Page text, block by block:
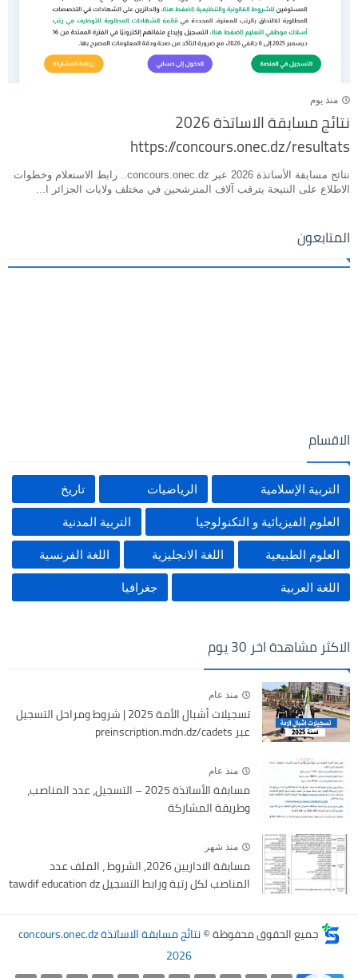
منذ يوم
نتائج مسابقة الاساتذة 2026
https://concours.onec.dz/resultats
نتائج مسابقة الأساتذة 2026 عبر concours.onec.dz.. رابط الاستعلام وخطوات
الاطلاع على النتيجة يترقب آلاف المترشحين في مختلف ولايات الجزائر ا...
المتابعون
الاقسام
التربية الإسلامية الرياضيات تاريخ
العلوم الفيزيائية و التكنولوجيا التربية المدنية
العلوم الطبيعية اللغة الانجليزية اللغة الفرنسية
اللغة العربية جغرافيا
الاكثر مشاهدة اخر 30 يوم
منذ عام
تسجيلات أشبال الأمة 2025 | شروط ومراحل التسجيل
عبر preinscription.mdn.dz/cadets
منذ عام
مسابقة الأساتذة 2025 – التسجيل، عدد المناصب،
وطريقة المشاركة
منذ شهر
مسابقة الاداريين 2026, الشروط ، الملف عدد
المناصب لكل رتبة ورابط التسجيل tawdif education dz
جميع الحقوق محفوظة ©
نتائج مسابقة الاساتذة concours.onec.dz
2026